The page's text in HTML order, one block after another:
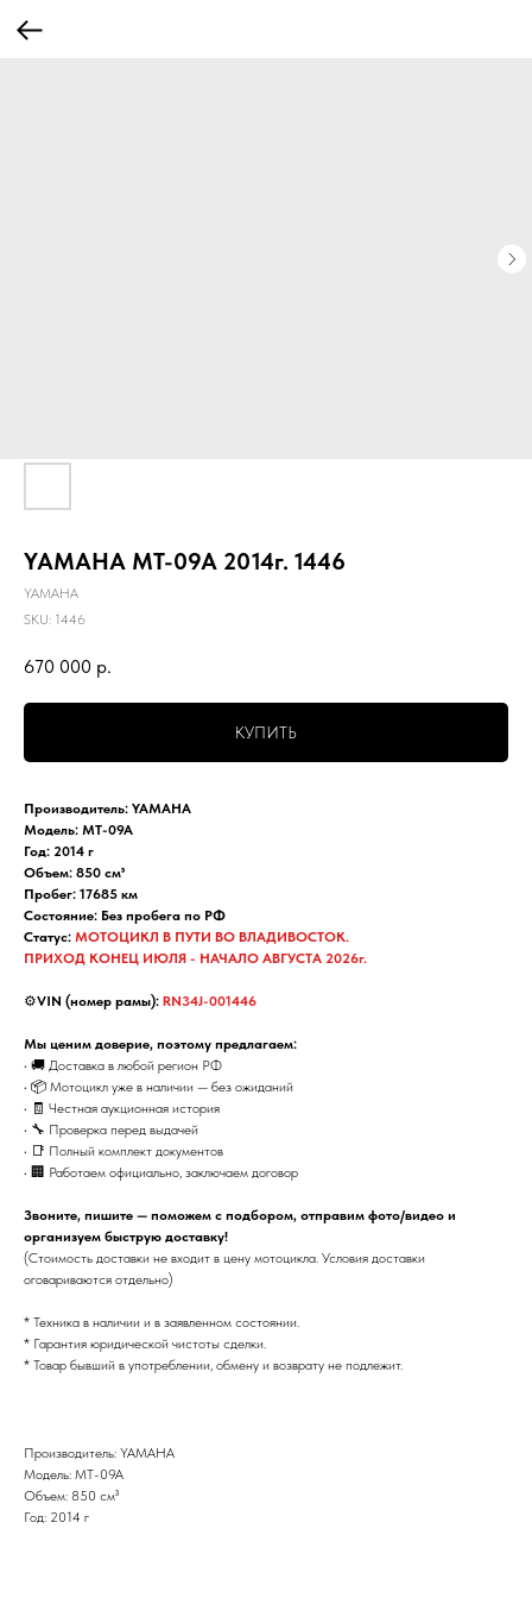
YAMAHA MT-09A 2014г. 1446
YAMAHA
SKU: 1446
670 000 р.
КУПИТЬ
Производитель: YAMAHA
Модель: MT-09A
Год: 2014 г
Объем: 850 см³
Пробег: 17685 км
Состояние: Без пробега по РФ
Статус: МОТОЦИКЛ В ПУТИ ВО ВЛАДИВОСТОК.
ПРИХОД КОНЕЦ ИЮЛЯ - НАЧАЛО АВГУСТА 2026г.
⚙️VIN (номер рамы): RN34J-001446
Мы ценим доверие, поэтому предлагаем:
• 🚚 Доставка в любой регион РФ
• 📦 Мотоцикл уже в наличии — без ожиданий
• 🧾 Честная аукционная история
• 🔧 Проверка перед выдачей
• 📑 Полный комплект документов
• 🏢 Работаем официально, заключаем договор
Звоните, пишите — поможем с подбором, отправим фото/видео и
организуем быструю доставку!
(Стоимость доставки не входит в цену мотоцикла. Условия доставки
оговариваются отдельно)
* Техника в наличии и в заявленном состоянии.
* Гарантия юридической чистоты сделки.
* Товар бывший в употреблении, обмену и возврату не подлежит.
Производитель: YAMAHA
Модель: MT-09A
Объем: 850 см³
Год: 2014 г